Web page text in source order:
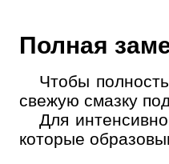
Полная
Чтобы
свежую смазку
Для
которые